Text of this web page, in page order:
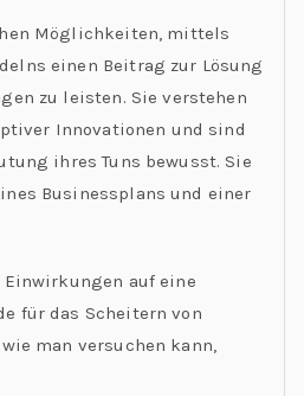
Möglichkeiten, mittels
einen Beitrag zur Lösung
zu leisten. Sie verstehen
Innovationen und sind
ihres Tuns bewusst. Sie
Businessplans und einer
auf eine
für das Scheitern von
man versuchen kann,